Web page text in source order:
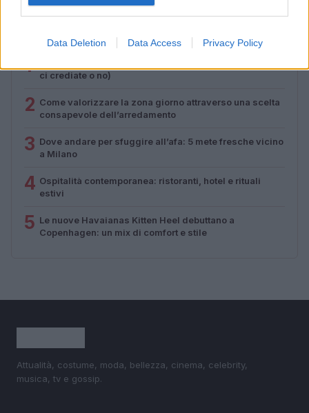
Data Deletion Data Access Privacy Policy
1
ci crediate o no)
2 Come valorizzare la zona giorno attraverso una scelta
consapevole dell’arredamento
3 Dove andare per sfuggire all’afa: 5 mete fresche vicino
a Milano
4 Ospitalità contemporanea: ristoranti, hotel e rituali
estivi
5 Le nuove Havaianas Kitten Heel debuttano a
Copenhagen: un mix di comfort e stile
Attualità, costume, moda, bellezza, cinema, celebrity,
musica, tv e gossip.